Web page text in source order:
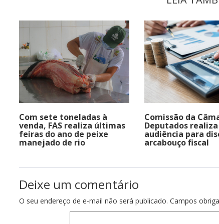
Com sete toneladas à
venda, FAS realiza últimas
feiras do ano de peixe
manejado de rio
Comissão da
Deputados realiza
audiência para
arcabouço fiscal
Deixe um comentário
O seu endereço de e-mail não será publicado. Campos